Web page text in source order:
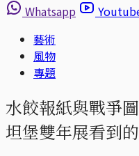
Whatsapp
藝術
風物
專題
水餃報紙與戰爭
坦堡雙年展看到